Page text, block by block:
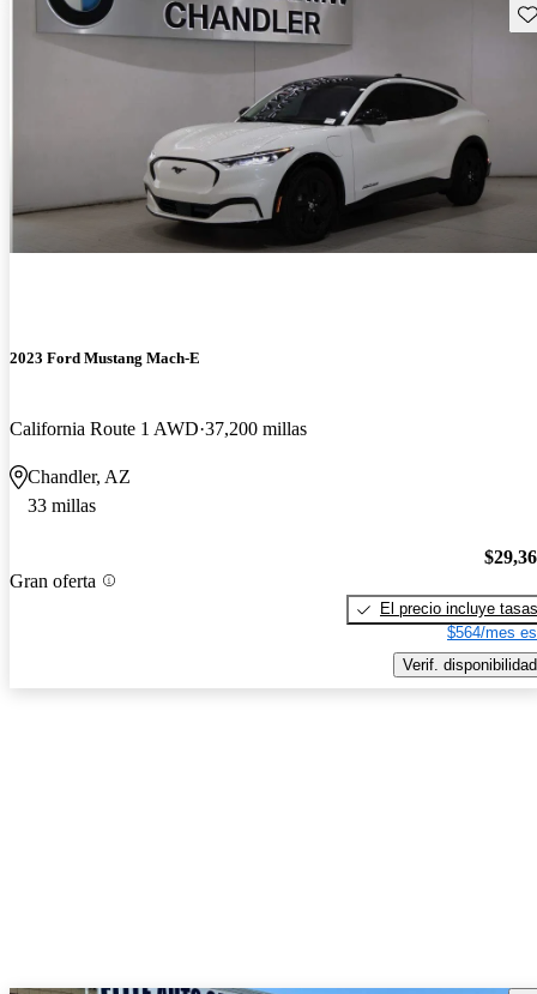
2023 Ford Mustang Mach-E
California Route 1 AWD 37,200 millas
Chandler, AZ
33 millas
Gran oferta
El precio incluye tasas
$564/mes
Verif. disponibilidad